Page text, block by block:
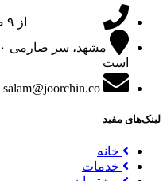
از ۹ صبح هستیم و پیغام‌گیر چک می‌شود
مشهد، سر صارمی ۶۰ پلاک ۲۹
است
salam@joorchin.co
لینک‌های مفید
خانه
خدمات